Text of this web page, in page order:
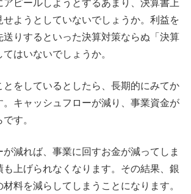
アピールしようとするあまり、決算書上
せようとしていないでしょうか。利益を
送りするといった決算対策ならぬ「決算
てはいないでしょうか。
とをしているとしたら、長期的にみてか
。キャッシュフローが減り、事業資金が
す。
減れば、事業に回すお金が減ってしま
も上げられなくなります。その結果、銀
料を減らしてしまうことになります。